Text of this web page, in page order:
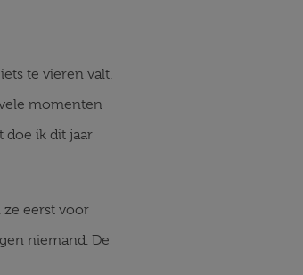
te vieren valt.
momenten
doe ik dit jaar
eerst voor
niemand. De